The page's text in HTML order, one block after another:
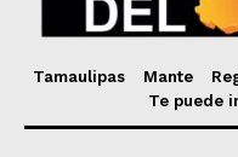
Tamaulipas Mante
Te puede